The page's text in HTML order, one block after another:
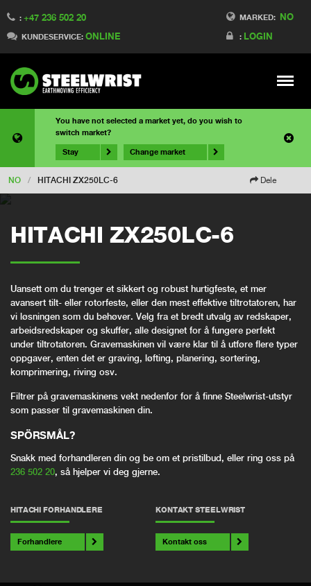
MARKED: NO
: LOGIN
: +47 236 502 20
KUNDESERVICE: ONLINE
Meny
You have not selected a market yet, do you wish to
switch market?
Stay Change market
NO / HITACHI ZX250LC-6 Dele
HITACHI ZX250LC-6
Uansett om du trenger et sikkert og robust hurtigfeste, et mer
avansert tilt- eller rotorfeste, eller den mest effektive tiltrotatoren, har
vi løsningen som du behøver. Velg fra et bredt utvalg av redskaper,
arbeidsredskaper og skuffer, alle designet for å fungere perfekt
under tiltrotatoren. Gravemaskinen vil være klar til å utføre flere typer
oppgaver, enten det er graving, løfting, planering, sortering,
komprimering, riving osv.
Filtrer på gravemaskinens vekt nedenfor for å finne Steelwrist-utstyr
som passer til gravemaskinen din.
SPÖRSMÅL?
Snakk med forhandleren din og be om et pristilbud, eller ring oss på
236 502 20, så hjelper vi deg gjerne.
HITACHI FORHANDLERE
Forhandlere
KONTAKT STEELWRIST
Kontakt oss